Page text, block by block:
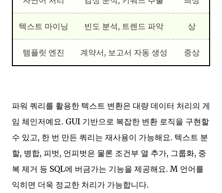
텍스트 마이닝 빈도 분석, 트렌드 파악 상
템플릿 엔진 계약서, 보고서 자동 생성 중상
파워 쿼리를 활용한 텍스트 변환은 대량 데이터 처리의 게
임 체인저예요. GUI 기반으로 복잡한 변환 로직을 구현할
수 있고, 한 번 만든 쿼리는 재사용이 가능해요. 텍스트 분
할, 병합, 피벗, 언피벗은 물론 조건부 열 추가, 그룹화, 중
복 제거 등 SQL에 버금가는 기능을 제공해요. M 언어를
익히면 더욱 정교한 처리가 가능합니다.